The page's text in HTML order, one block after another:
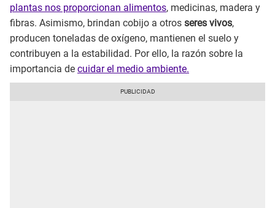
plantas nos proporcionan alimentos, medicinas, madera y
fibras. Asimismo, brindan cobijo a otros seres vivos,
producen toneladas de oxígeno, mantienen el suelo y
contribuyen a la estabilidad. Por ello, la razón sobre la
importancia de cuidar el medio ambiente.